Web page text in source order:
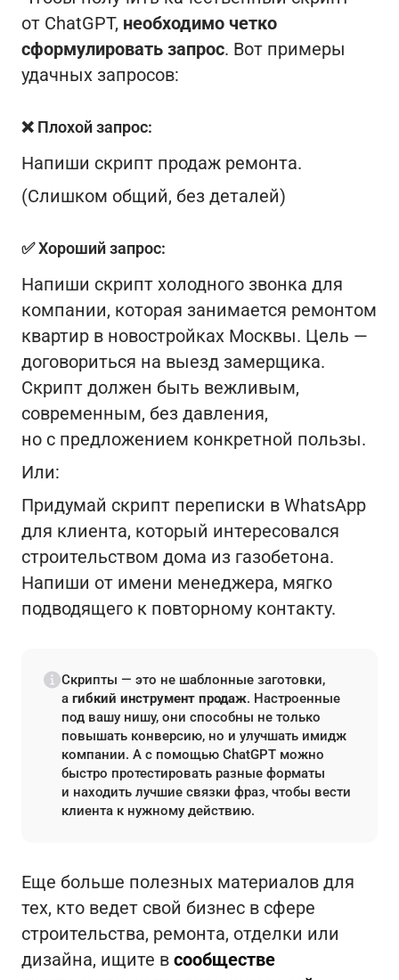
от ChatGPT, необходимо четко
сформулировать запрос. Вот примеры
удачных запросов:
❌ Плохой запрос:
Напиши скрипт продаж ремонта.
(Слишком общий, без деталей)
✅ Хороший запрос:
Напиши скрипт холодного звонка для
компании, которая занимается ремонтом
квартир в новостройках Москвы. Цель —
договориться на выезд замерщика.
Скрипт должен быть вежливым,
современным, без давления,
но с предложением конкретной пользы.
Или:
Придумай скрипт переписки в WhatsApp
для клиента, который интересовался
строительством дома из газобетона.
Напиши от имени менеджера, мягко
подводящего к повторному контакту.
Скрипты — это не шаблонные заготовки,
а гибкий инструмент продаж. Настроенные
под вашу нишу, они способны не только
повышать конверсию, но и улучшать имидж
компании. А с помощью ChatGPT можно
быстро протестировать разные форматы
и находить лучшие связки фраз, чтобы вести
клиента к нужному действию.
Еще больше полезных материалов для
тех, кто ведет свой бизнес в сфере
строительства, ремонта, отделки или
дизайна, ищите в сообществе